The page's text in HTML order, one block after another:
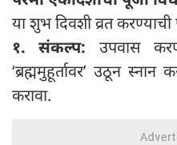
या शुभ दिवशी व्रत
१. संकल्प: उपवास
‘ब्रह्ममुहूर्तावर’ उठून
करावा.